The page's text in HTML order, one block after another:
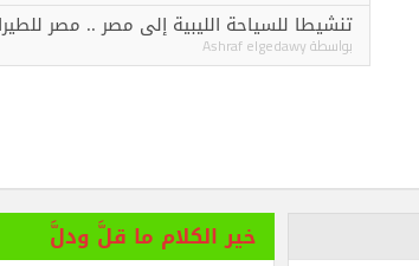
تنشيطا للسياحة الليبية إلى مصر .. مصر للطيران ...
Ashraf elgedawy
خير الكلام ما قلَّ ودلَّ